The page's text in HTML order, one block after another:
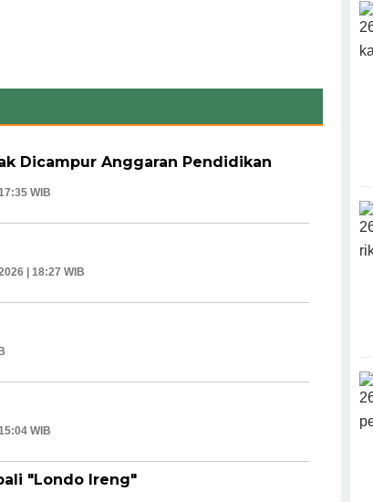
Dicampur Anggaran Pendidikan
WIB
| 18:27 WIB
WIB
"Londo Ireng"